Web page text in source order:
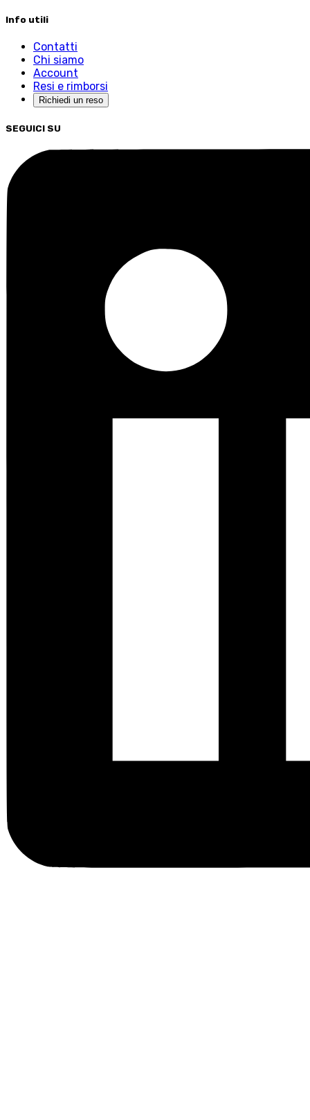
Info utili
Contatti
Chi siamo
Account
Resi e rimborsi
Richiedi un reso
SEGUICI SU